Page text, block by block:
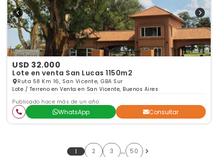
USD 32.000
Lote en venta San Lucas 1150m2
Ruta 58 Km 16, San Vicente, GBA Sur
Lote / Terreno en Venta en San Vicente, Buenos Aires
Publicado hace más de un año
WhatsApp Consultar
1 2 3 … 50